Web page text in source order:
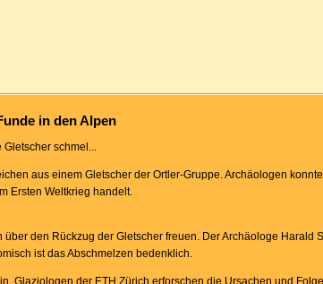
in den Alpen
schmel...
aus einem Gletscher der Ortler-Gruppe. Archäologen
Ersten Weltkrieg handelt.
den Rückzug der Gletscher freuen. Der Archäologe Harald
ist das Abschmelzen bedenklich.
Glaziologen der ETH Zürich erforschen die Ursachen und